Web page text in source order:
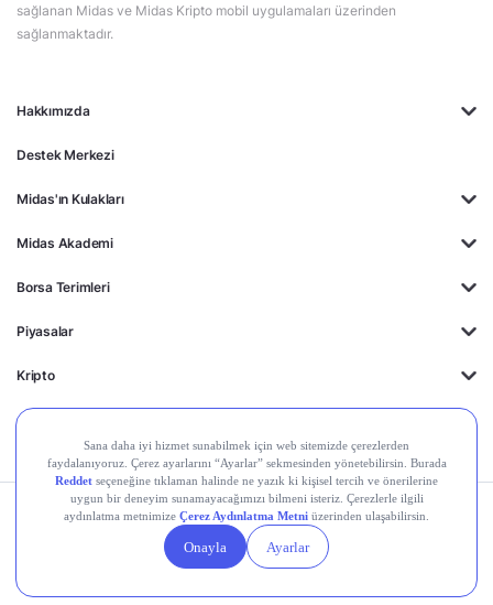
Hakkımızda
Destek Merkezi
Midas'ın Kulakları
Midas Akademi
Borsa Terimleri
Piyasalar
Kripto
Ayrıcalıklar
sağlanan Midas ve Midas Kripto mobil uygulamaları üzerinden
sağlanmaktadır.
Kişisel Verilerin
Gizlilik
Politikası
Yasal
Duyurular
Çerez